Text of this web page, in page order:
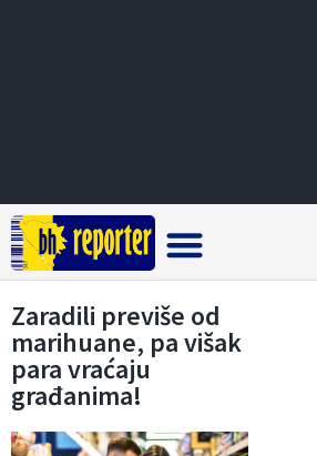
Zaradili previše od
marihuane, pa višak
para vraćaju
građanima!